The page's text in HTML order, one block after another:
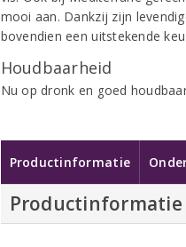
mooi aan. Dankzij zijn
bovendien een uitstekende
Houdbaarheid
Nu op dronk en goed
Productinformatie
Productinformatie